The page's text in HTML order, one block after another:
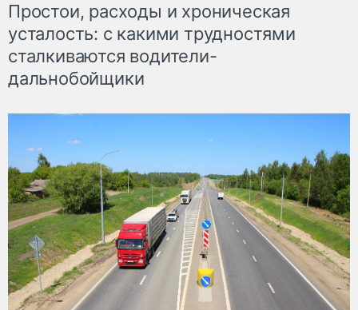
Простои, расходы и хроническая
усталость: с какими трудностями
сталкиваются водители-
дальнобойщики